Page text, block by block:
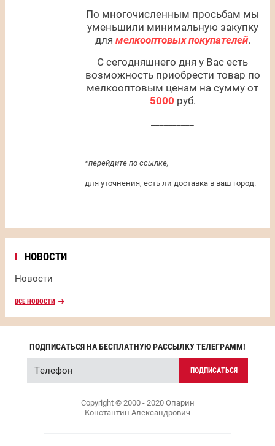
По многочисленным просьбам мы
уменьшили минимальную закупку
для мелкооптовых покупателей.
С сегодняшнего дня у Вас есть
возможность приобрести товар по
мелкооптовым ценам на сумму от
5000 руб.
*перейдите по ссылке,
для уточнения, есть ли доставка в ваш город.
НОВОСТИ
Новости
ВСЕ НОВОСТИ
ПОДПИСАТЬСЯ НА БЕСПЛАТНУЮ РАССЫЛКУ ТЕЛЕГРАММ!
ПОДПИСАТЬСЯ
Copyright © 2000 - 2020 Опарин
Константин Александрович